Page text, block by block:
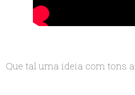
Que tal uma ideia com tons